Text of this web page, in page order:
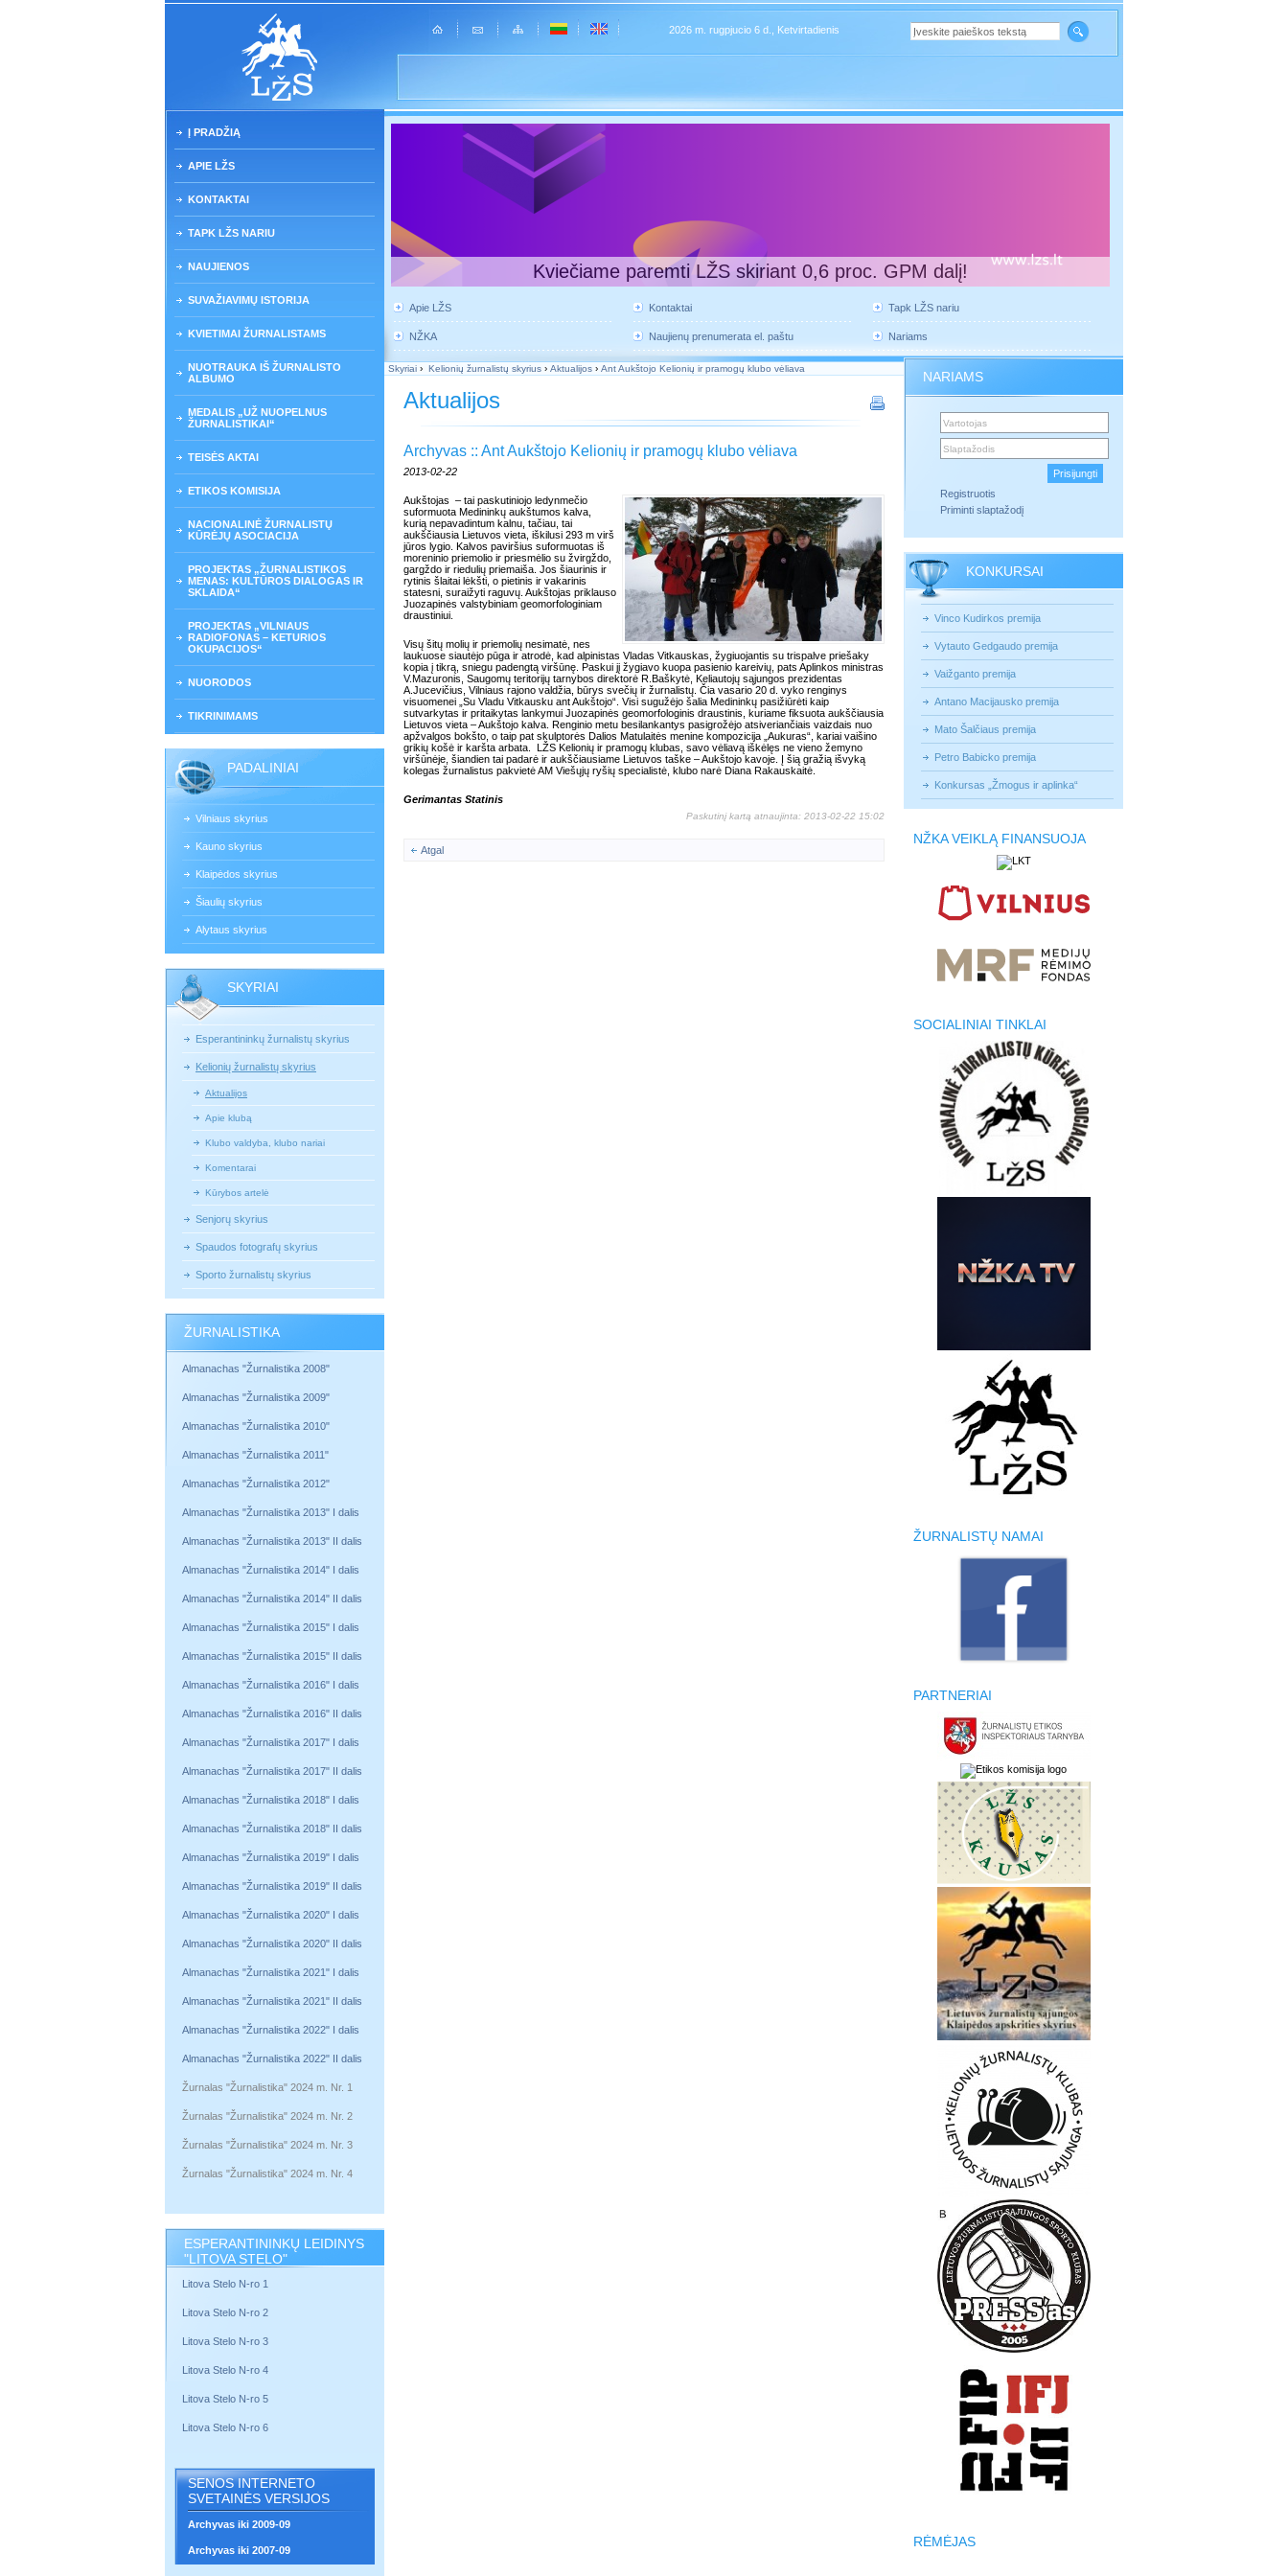
2026 m. rugpjucio 6 d., Ketvirtadienis
Į PRADŽIĄ
APIE LŽS
KONTAKTAI
TAPK LŽS NARIU
NAUJIENOS
SUVAŽIAVIMŲ ISTORIJA
KVIETIMAI ŽURNALISTAMS
NUOTRAUKA IŠ ŽURNALISTO
ALBUMO
MEDALIS „UŽ NUOPELNUS
ŽURNALISTIKAI“
TEISĖS AKTAI
ETIKOS KOMISIJA
NACIONALINĖ ŽURNALISTŲ
KŪRĖJŲ ASOCIACIJA
PROJEKTAS „ŽURNALISTIKOS
MENAS: KULTŪROS DIALOGAS IR
SKLAIDA“
PROJEKTAS „VILNIAUS
RADIOFONAS – KETURIOS
OKUPACIJOS“
NUORODOS
TIKRINIMAMS
PADALINIAI
Vilniaus skyrius
Kauno skyrius
Klaipėdos skyrius
Šiaulių skyrius
Alytaus skyrius
SKYRIAI
Esperantininkų žurnalistų skyrius
Kelionių žurnalistų skyrius
Aktualijos
Apie klubą
Klubo valdyba, klubo nariai
Komentarai
Kūrybos artelė
Senjorų skyrius
Spaudos fotografų skyrius
Sporto žurnalistų skyrius
ŽURNALISTIKA
Almanachas "Žurnalistika 2008"
Almanachas "Žurnalistika 2009"
Almanachas "Žurnalistika 2010"
Almanachas "Žurnalistika 2011"
Almanachas "Žurnalistika 2012"
Almanachas "Žurnalistika 2013" I dalis
Almanachas "Žurnalistika 2013" II dalis
Almanachas "Žurnalistika 2014" I dalis
Almanachas "Žurnalistika 2014" II dalis
Almanachas "Žurnalistika 2015" I dalis
Almanachas "Žurnalistika 2015" II dalis
Almanachas "Žurnalistika 2016" I dalis
Almanachas "Žurnalistika 2016" II dalis
Almanachas "Žurnalistika 2017" I dalis
Almanachas "Žurnalistika 2017" II dalis
Almanachas "Žurnalistika 2018" I dalis
Almanachas "Žurnalistika 2018" II dalis
Almanachas "Žurnalistika 2019" I dalis
Almanachas "Žurnalistika 2019" II dalis
Almanachas "Žurnalistika 2020" I dalis
Almanachas "Žurnalistika 2020" II dalis
Almanachas "Žurnalistika 2021" I dalis
Almanachas "Žurnalistika 2021" II dalis
Almanachas "Žurnalistika 2022" I dalis
Almanachas "Žurnalistika 2022" II dalis
Žurnalas "Žurnalistika" 2024 m. Nr. 1
Žurnalas "Žurnalistika" 2024 m. Nr. 2
Žurnalas "Žurnalistika" 2024 m. Nr. 3
Žurnalas "Žurnalistika" 2024 m. Nr. 4
ESPERANTININKŲ LEIDINYS
"LITOVA STELO"
Litova Stelo N-ro 1
Litova Stelo N-ro 2
Litova Stelo N-ro 3
Litova Stelo N-ro 4
Litova Stelo N-ro 5
Litova Stelo N-ro 6
SENOS INTERNETO
SVETAINĖS VERSIJOS
Archyvas iki 2009-09
Archyvas iki 2007-09
Kviečiame paremti LŽS skiriant 0,6 proc. GPM dalį!
Apie LŽS Kontaktai Tapk LŽS nariu
NŽKA Naujienų prenumerata el. paštu Nariams
Skyriai › Kelionių žurnalistų skyrius › Aktualijos › Ant Aukštojo Kelionių ir pramogų klubo vėliava
Aktualijos
Archyvas :: Ant Aukštojo Kelionių ir pramogų klubo vėliava
2013-02-22
Aukštojas – tai paskutiniojo ledynmečio
suformuota Medininkų aukštumos kalva,
kurią nepavadintum kalnu, tačiau, tai
aukščiausia Lietuvos vieta, iškilusi 293 m virš
jūros lygio. Kalvos paviršius suformuotas iš
moreninio priemolio ir priesmėlio su žvirgždo,
gargždo ir riedulių priemaiša. Jos šiaurinis ir
rytinis šlaitai lėkšti, o pietinis ir vakarinis
statesni, suraižyti raguvų. Aukštojas priklauso
Juozapinės valstybiniam geomorfologiniam
draustiniui.
Visų šitų molių ir priemolių nesimatė, nes
laukuose siautėjo pūga ir atrodė, kad alpinistas Vladas Vitkauskas, žygiuojantis su trispalve priešaky
kopia į tikrą, sniegu padengtą viršūnę. Paskui jį žygiavo kuopa pasienio kareivių, pats Aplinkos ministras
V.Mazuronis, Saugomų teritorijų tarnybos direktorė R.Baškytė, Keliautojų sąjungos prezidentas
A.Jucevičius, Vilniaus rajono valdžia, būrys svečių ir žurnalistų. Čia vasario 20 d. vyko renginys
visuomenei „Su Vladu Vitkausku ant Aukštojo“. Visi sugužėjo šalia Medininkų pasižiūrėti kaip
sutvarkytas ir pritaikytas lankymui Juozapinės geomorfologinis draustinis, kuriame fiksuota aukščiausia
Lietuvos vieta – Aukštojo kalva. Renginio metu besilankantys pasigrožėjo atsiveriančiais vaizdais nuo
apžvalgos bokšto, o taip pat skulptorės Dalios Matulaitės menine kompozicija „Aukuras“, kariai vaišino
grikių košė ir karšta arbata. LŽS Kelionių ir pramogų klubas, savo vėliavą iškėlęs ne vieno žemyno
viršūnėje, šiandien tai padarė ir aukščiausiame Lietuvos taške – Aukštojo kavoje. Į šią gražią išvyką
kolegas žurnalistus pakvietė AM Viešųjų ryšių specialistė, klubo narė Diana Rakauskaitė.
Gerimantas Statinis
Paskutinį kartą atnaujinta: 2013-02-22 15:02
Atgal
NARIAMS
Registruotis
Priminti slaptažodį
KONKURSAI
Vinco Kudirkos premija
Vytauto Gedgaudo premija
Vaižganto premija
Antano Macijausko premija
Mato Šalčiaus premija
Petro Babicko premija
Konkursas „Žmogus ir aplinka“
NŽKA VEIKLĄ FINANSUOJA
SOCIALINIAI TINKLAI
ŽURNALISTŲ NAMAI
PARTNERIAI
RĖMĖJAS